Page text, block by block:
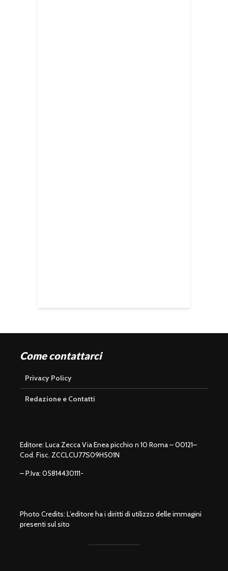
Come contattarci
Privacy Policy
Redazione e Contatti
Editore: Luca Zecca Via Enea picchio n 10 Roma – 00121–
Cod. Fisc. ZCCLCU77S09H501N
– P.Iva: 05814430111-
Photo Credits: L’editore ha i diritti di utilizzo delle immagini
presenti sul sito